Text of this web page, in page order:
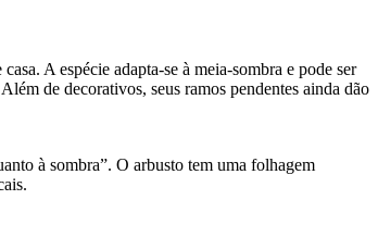
A espécie adapta-se à meia-sombra e pode ser
de decorativos, seus ramos pendentes ainda dão
à sombra”. O arbusto tem uma folhagem